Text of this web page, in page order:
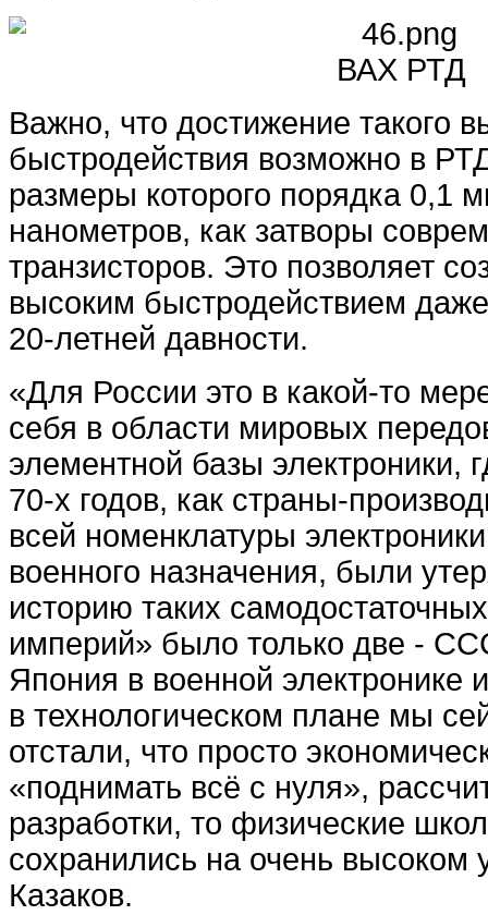
ВАХ РТД
Важно, что достижение такого
быстродействия возможно в
размеры которого порядка 0,1
нанометров, как затворы
транзисторов. Это позволяет
высоким быстродействием
20-летней давности.
«Для России это в какой-то
себя в области мировых
элементной базы электроники,
70-х годов, как страны-
всей номенклатуры
военного назначения, были
историю таких
империй» было только две -
Япония в военной электронике
в технологическом плане мы
отстали, что просто
«поднимать всё с нуля»,
разработки, то физические
сохранились на очень высоком
Казаков.